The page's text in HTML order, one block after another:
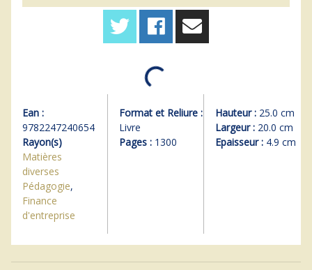
Ean :
9782247240654
Rayon(s)
Matières
diverses
Pédagogie,
Finance
d'entreprise
Format et Reliure :
Livre
Pages :1300
Hauteur : 25.0 cm
Largeur : 20.0 cm
Epaisseur : 4.9 cm